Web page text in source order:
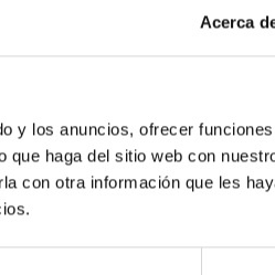
Acerca
y los anuncios, ofrecer
haga del sitio web con
con otra información que les